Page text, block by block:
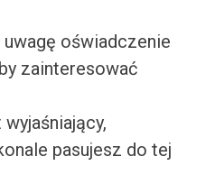
oświadczenie
zainteresować
pasujesz do tej